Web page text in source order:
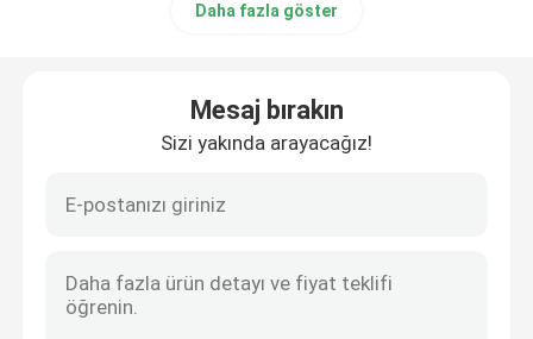
Daha fazla göster
Mesaj bırakın
Sizi yakında arayacağız!